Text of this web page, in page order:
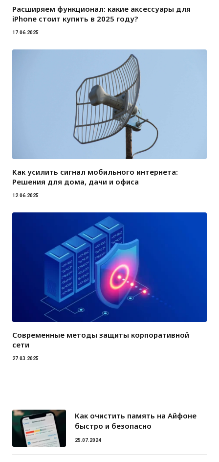
Расширяем функционал: какие аксессуары для
iPhone стоит купить в 2025 году?
17.06.2025
Как усилить сигнал мобильного интернета:
Решения для дома, дачи и офиса
12.06.2025
Современные методы защиты корпоративной
сети
27.03.2025
Как очистить память на Айфоне
быстро и безопасно
25.07.2024